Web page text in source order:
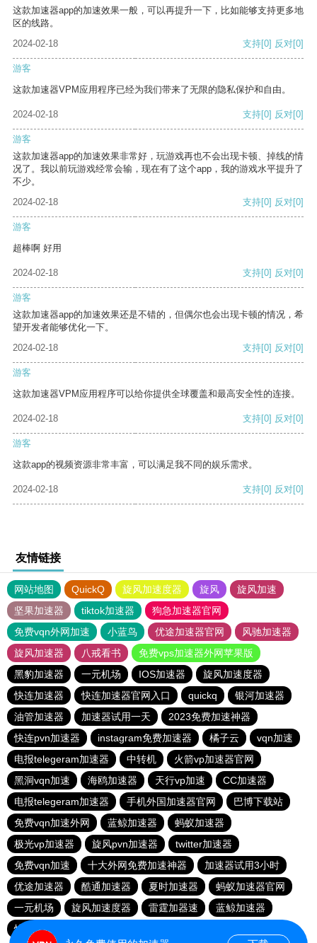
这款加速器app的加速效果一般，可以再提升一下，比如能够支持更多地
区的线路。
2024-02-18
支持[0] 反对[0]
游客
这款加速器VPM应用程序已经为我们带来了无限的隐私保护和自由。
2024-02-18 支持[0] 反对[0]
游客
这款加速器app的加速效果非常好，玩游戏再也不会出现卡顿、掉线的情
况了。我以前玩游戏经常会输，现在有了这个app，我的游戏水平提升了
不少。
2024-02-18
支持[0] 反对[0]
游客
超棒啊 好用
2024-02-18 支持[0] 反对[0]
游客
这款加速器app的加速效果还是不错的，但偶尔也会出现卡顿的情况，希
望开发者能够优化一下。
2024-02-18
支持[0] 反对[0]
游客
这款加速器VPM应用程序可以给你提供全球覆盖和最高安全性的连接。
2024-02-18 支持[0] 反对[0]
游客
这款app的视频资源非常丰富，可以满足我不同的娱乐需求。
2024-02-18 支持[0] 反对[0]
友情链接
网站地图 QuickQ 旋风加速度器 旋风
旋风加速
坚果加速器
tiktok加速器
狗急加速器官网
免费vqn外网加速
小蓝鸟 优途加速器官网
风驰加速器
旋风加速器
八戒看书
免费vps加速器外网苹果版
黑豹加速器
一元机场 IOS加速器
旋风加速度器
快连加速器
快连加速器官网入口 quickq
银河加速器
油管加速器
加速器试用一天
2023免费加速神器
快连pvn加速器
instagram免费加速器 橘子云
vqn加速
电报telegeram加速器
中转机
火箭vp加速器官网
黑洞vqn加速
海鸥加速器 天行vp加速
CC加速器
电报telegeram加速器
手机外国加速器官网
巴博下载站
免费vqn加速外网
蓝鲸加速器
蚂蚁加速器
极光vp加速器
旋风pvn加速器
twitter加速器
免费vqn加速
十大外网免费加速神器
加速器试用3小时
优途加速器
酷通加速器 夏时加速器
蚂蚁加速器官网
一元机场
旋风加速度器 雷霆加器速
蓝鲸加速器
快橙加速器